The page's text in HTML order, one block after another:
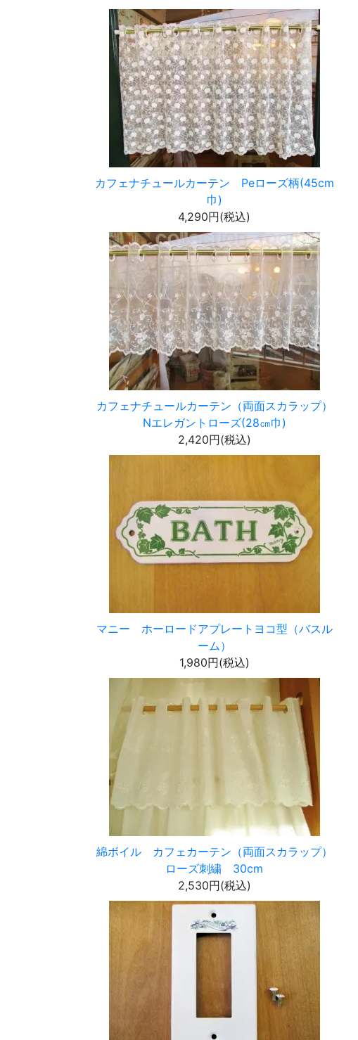
カフェナチュールカーテン Peローズ柄(45cm
巾)
4,290円(税込)
カフェナチュールカーテン（両面スカラップ）
Nエレガントローズ(28㎝巾)
2,420円(税込)
マニー ホーロードアプレートヨコ型（バスル
ーム）
1,980円(税込)
綿ボイル カフェカーテン（両面スカラップ）
ローズ刺繍 30cm
2,530円(税込)